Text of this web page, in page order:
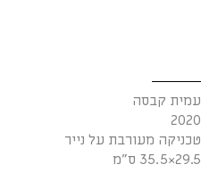
עמית קבסה
2020
טכניקה מעורבת על נייר
29.5×35.5 ס"מ